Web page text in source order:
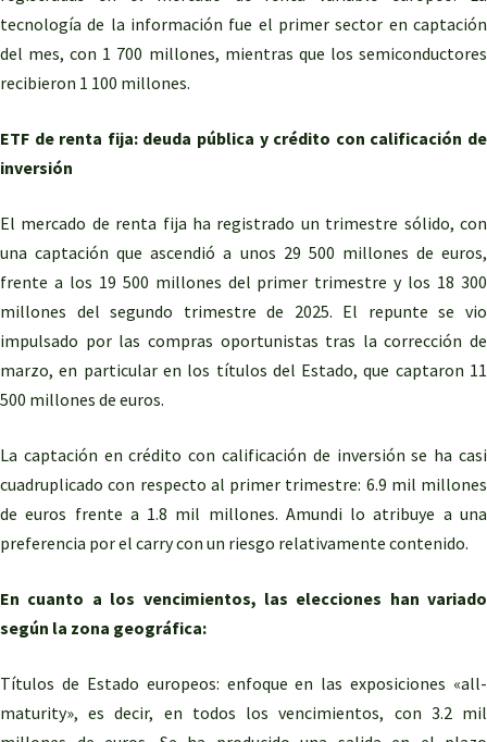
tecnología de la información fue el primer sector en captación
del mes, con 1 700 millones, mientras que los semiconductores
recibieron 1 100 millones.
ETF de renta fija: deuda pública y crédito con calificación de
inversión
El mercado de renta fija ha registrado un trimestre sólido, con
una captación que ascendió a unos 29 500 millones de euros,
frente a los 19 500 millones del primer trimestre y los 18 300
millones del segundo trimestre de 2025. El repunte se vio
impulsado por las compras oportunistas tras la corrección de
marzo, en particular en los títulos del Estado, que captaron 11
500 millones de euros.
La captación en crédito con calificación de inversión se ha casi
cuadruplicado con respecto al primer trimestre: 6.9 mil millones
de euros frente a 1.8 mil millones. Amundi lo atribuye a una
preferencia por el carry con un riesgo relativamente contenido.
En cuanto a los vencimientos, las elecciones han variado
según la zona geográfica:
Títulos de Estado europeos: enfoque en las exposiciones «all-
maturity», es decir, en todos los vencimientos, con 3.2 mil